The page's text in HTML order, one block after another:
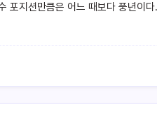
포지션만큼은 어느 때보다 풍년이